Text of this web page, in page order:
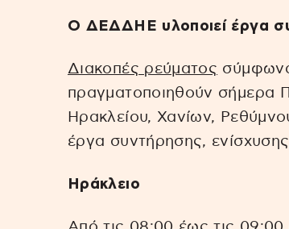
Ο ΔΕΔΔΗΕ υλοποιεί έργα
Διακοπές ρεύματος
πραγματοποιηθούν σήμερα
Ηρακλείου, Χανίων,
έργα συντήρησης,
Ηράκλειο